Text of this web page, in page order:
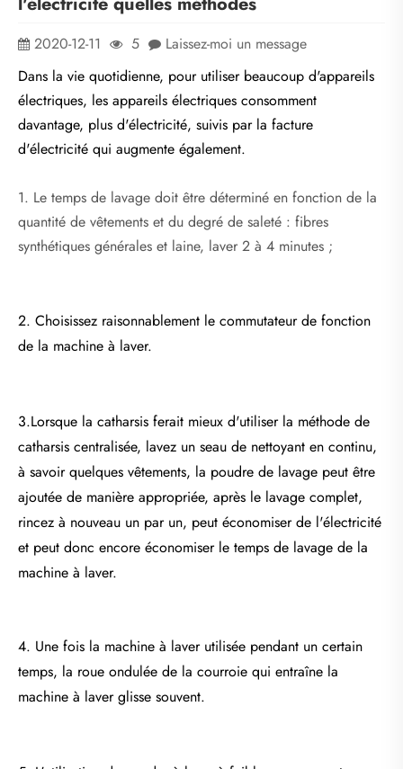
2020-12-11 5
Laissez-moi un message
Dans la vie quotidienne, pour utiliser beaucoup d'appareils
électriques, les appareils électriques consomment
davantage, plus d'électricité, suivis par la facture
d'électricité qui augmente également.
1. Le temps de lavage doit être déterminé en fonction de la
quantité de vêtements et du degré de saleté : fibres
synthétiques générales et laine, laver 2 à 4 minutes ;
2. Choisissez raisonnablement le commutateur de fonction
de la machine à laver.
3.Lorsque la catharsis ferait mieux d'utiliser la méthode de
catharsis centralisée, lavez un seau de nettoyant en continu,
à savoir quelques vêtements, la poudre de lavage peut être
ajoutée de manière appropriée, après le lavage complet,
rincez à nouveau un par un, peut économiser de l'électricité
et peut donc encore économiser le temps de lavage de la
machine à laver.
4. Une fois la machine à laver utilisée pendant un certain
temps, la roue ondulée de la courroie qui entraîne la
machine à laver glisse souvent.